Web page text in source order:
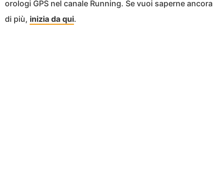
orologi GPS nel canale Running. Se vuoi saperne ancora
di più, inizia da qui.